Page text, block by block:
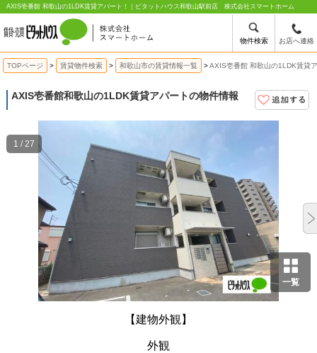
物件検索 お店へ連絡
AXIS壱番館 和歌山の1LDK賃貸アパート！｜ピタットハウス和歌山駅前店 株式会社スマートホーム
TOPページ 賃貸物件検索 和歌山市の賃貸情報一覧 AXIS壱番館 和歌山の1LDK賃貸
AXIS壱番館和歌山の1LDK賃貸アパートの物件情報
一覧
【建物外観】
外観
1 / 27